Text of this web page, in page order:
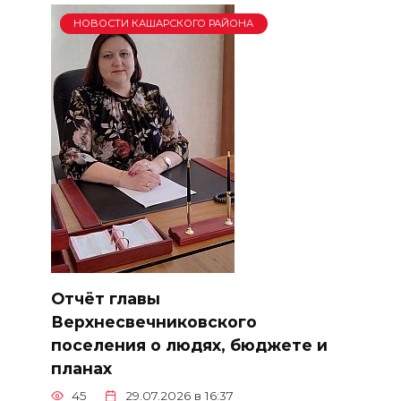
НОВОСТИ КАШАРСКОГО РАЙОНА
Отчёт главы
Верхнесвечниковского
поселения о людях, бюджете и
планах
45 29.07.2026 в 16:37